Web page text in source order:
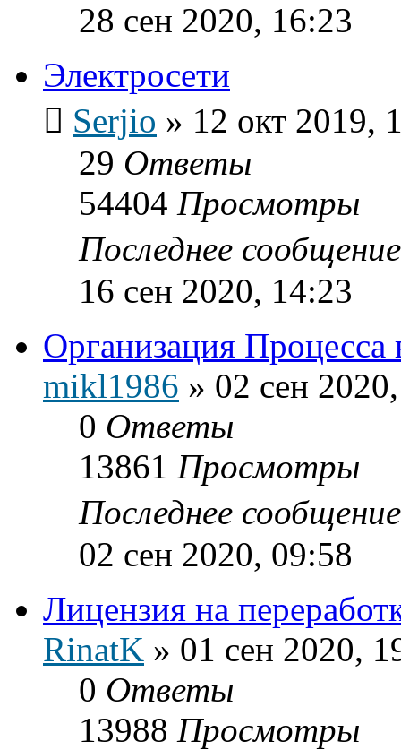
28 сен 2020, 16:23
Электросети
Serjio » 12 окт 2019,
29 Ответы
54404 Просмотры
Последнее
16 сен 2020, 14:23
Организация
mikl1986 » 02 сен
0 Ответы
13861 Просмотры
Последнее
02 сен 2020, 09:58
Лицензия на
RinatK » 01 сен 2020,
0 Ответы
13988 Просмотры